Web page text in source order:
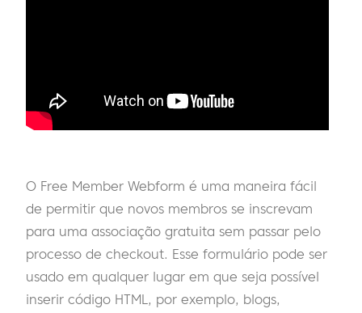
O Free Member Webform é uma maneira fácil
de permitir que novos membros se inscrevam
para uma associação gratuita sem passar pelo
processo de checkout. Esse formulário pode ser
usado em qualquer lugar em que seja possível
inserir código HTML, por exemplo, blogs,